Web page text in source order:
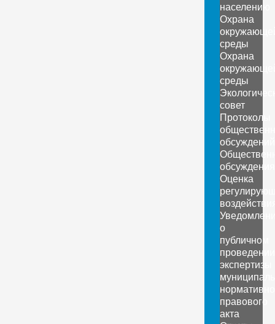
населению
Охрана
среды
Охрана
среды
совет
Протоколы
обсуждений
обсуждения
Оценка
о
публичном
проведении
экспертизы
правового
акта